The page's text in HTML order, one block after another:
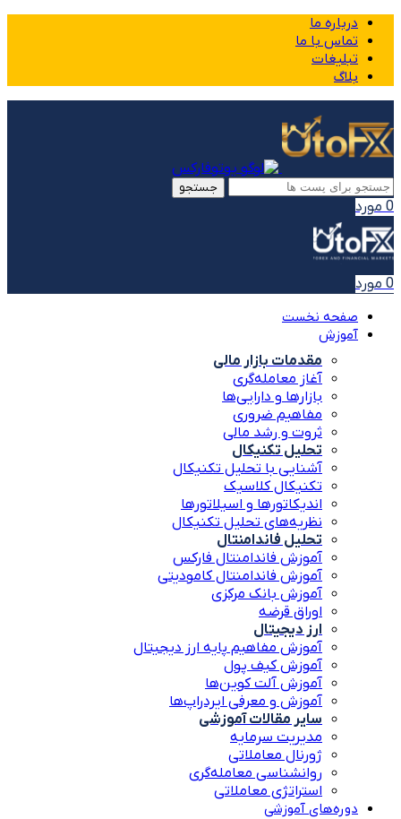
درباره ما
تماس با ما
تبلیغات
بلاگ
جستجو
0 مورد
0 مورد
صفحه نخست
آموزش
مقدمات بازار مالی
آغاز معامله‌گری
بازارها و دارایی‌ها
مفاهیم ضروری
ثروت و رشد مالی
تحلیل تکنیکال
آشنایی با تحلیل تکنیکال
تکنیکال کلاسیک
اندیکاتورها و اسیلاتورها
نظریه‌های تحلیل تکنیکال
تحلیل فاندامنتال
آموزش فاندامنتال فارکس
آموزش فاندامنتال کامودیتی
آموزش بانک مرکزی
اوراق قرضه
ارز دیجیتال
آموزش مفاهیم پایه ارز دیجیتال
آموزش کیف پول
آموزش آلت کوین‌ها
آموزش و معرفی ایردراپ‌ها
سایر مقالات آموزشی
مدیریت سرمایه
ژورنال معاملاتی
روانشناسی معامله‌گری
استراتژی معاملاتی
دوره‌های آموزشی